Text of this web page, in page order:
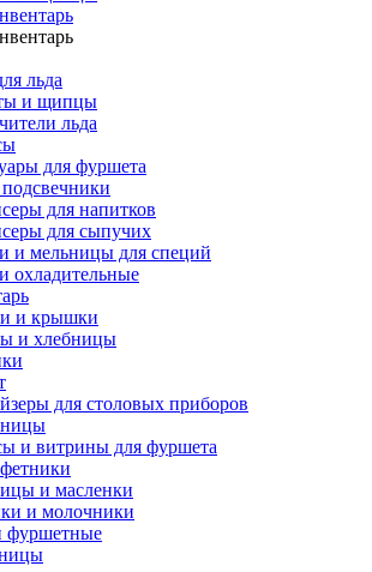
льда
и щипцы
льда
для фуршета
для напитков
для сыпучих
и мельницы для специй
охладительные
и крышки
и хлебницы
для столовых приборов
и витрины для фуршета
и масленки
и молочники
фуршетные